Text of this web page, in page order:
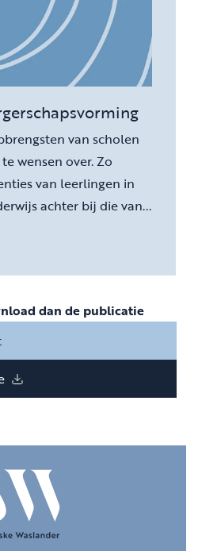
van scholen
wensen over. Zo
van leerlingen in
achter bij die van...
dan de publicatie